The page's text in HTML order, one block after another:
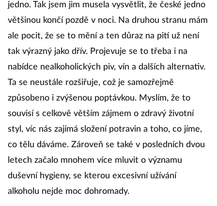
jedno. Tak jsem jim musela vysvětlit, že české jedno
většinou končí pozdě v noci. Na druhou stranu mám
ale pocit, že se to mění a ten důraz na pití už není
tak výrazný jako dřív. Projevuje se to třeba i na
nabídce nealkoholických piv, vín a dalších alternativ.
Ta se neustále rozšiřuje, což je samozřejmě
způsobeno i zvýšenou poptávkou. Myslím, že to
souvisí s celkově větším zájmem o zdravý životní
styl, víc nás zajímá složení potravin a toho, co jíme,
co tělu dáváme. Zároveň se také v posledních dvou
letech začalo mnohem více mluvit o významu
duševní hygieny, se kterou excesivní užívání
alkoholu nejde moc dohromady.